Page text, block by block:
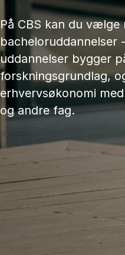
På CBS kan du vælge
bacheloruddannelser
uddannelser bygger
forskningsgrundlag,
erhvervsøkonomi
og andre fag.